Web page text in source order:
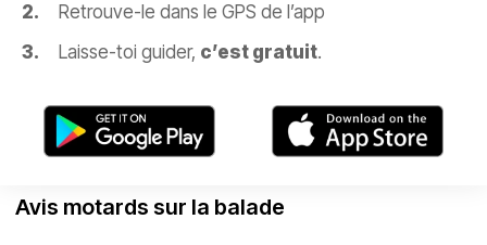
Retrouve-le dans le GPS de l’app
Laisse-toi guider, c’est gratuit.
Avis motards sur la balade